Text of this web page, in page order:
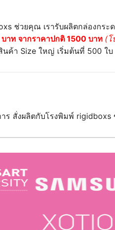
ช่วยคุณ เรารับผลิตกล่องกระ
าท จากราคาปกติ 1500 บาท (โ
ค้า Size ใหญ่ เริ่มต้นที่ 500 ใบ
สั่งผลิตกับโรงพิมพ์ rigidboxs